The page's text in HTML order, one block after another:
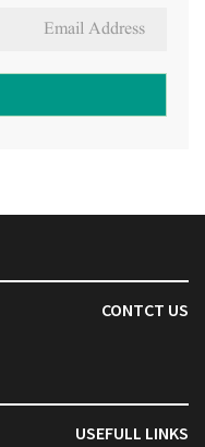
CONTCT US
USEFULL LINKS